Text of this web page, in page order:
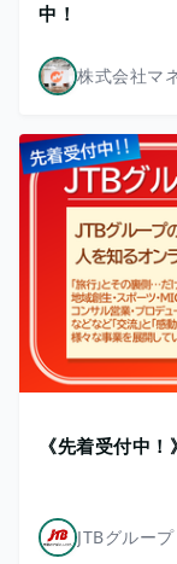
中！
株式会社マ
《先着受付中
JTBグループ